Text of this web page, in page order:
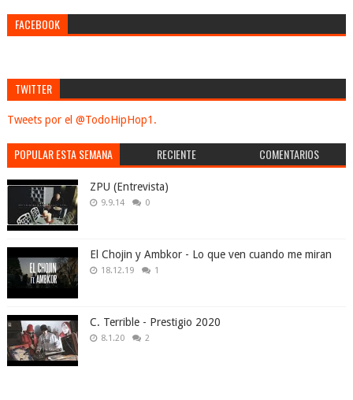
FACEBOOK
TWITTER
Tweets por el @TodoHipHop1.
POPULAR ESTA SEMANA RECIENTE COMENTARIOS
ZPU (Entrevista)
9.9.14 0
El Chojin y Ambkor - Lo que ven cuando me miran
18.12.19 1
C. Terrible - Prestigio 2020
8.1.20 2